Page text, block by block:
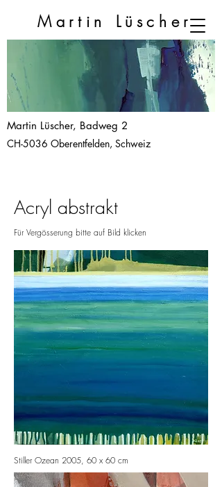
Martin Lüscher
Martin Lüscher, Badweg 2
CH-5036 Oberentfelden, Schweiz
Acryl abstrakt
Für Vergösserung bitte auf Bild klicken
Stiller Ozean 2005, 60 x 60 cm